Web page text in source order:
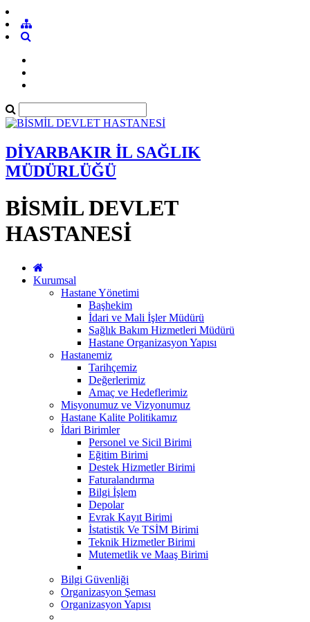
DİYARBAKIR İL SAĞLIK
MÜDÜRLÜĞÜ
BİSMİL DEVLET
HASTANESİ
Kurumsal
Hastane Yönetimi
Başhekim
İdari ve Mali İşler Müdürü
Sağlık Bakım Hizmetleri Müdürü
Hastane Organizasyon Yapısı
Hastanemiz
Tarihçemiz
Değerlerimiz
Amaç ve Hedeflerimiz
Misyonumuz ve Vizyonumuz
Hastane Kalite Politikamız
İdari Birimler
Personel ve Sicil Birimi
Eğitim Birimi
Destek Hizmetler Birimi
Faturalandırma
Bilgi İşlem
Depolar
Evrak Kayıt Birimi
İstatistik Ve TSİM Birimi
Teknik Hizmetler Birimi
Mutemetlik ve Maaş Birimi
Bilgi Güvenliği
Organizasyon Şeması
Organizasyon Yapısı